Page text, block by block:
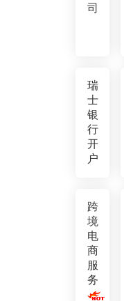
司
瑞
士
银
行
开
户
跨
境
电
商
服
务